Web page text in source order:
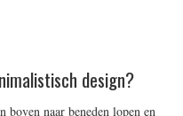
design?
naar beneden lopen en